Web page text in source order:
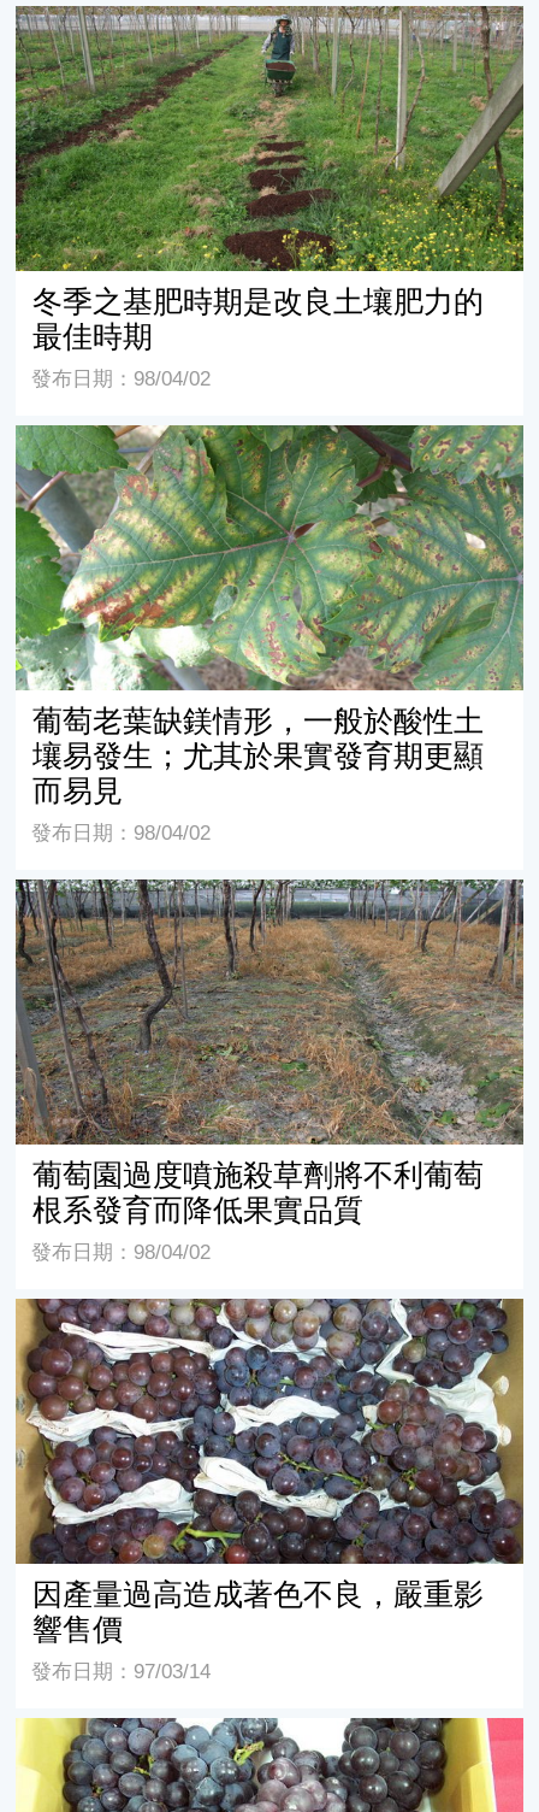
冬季之基肥時期是改良土壤肥力的最佳時期
冬季之基肥時期是改良土壤肥力的
最佳時期
發布日期：98/04/02
葡萄老葉缺鎂情形，一般於酸性土壤易發生；尤其於果實
葡萄老葉缺鎂情形，一般於酸性土
壤易發生；尤其於果實發育期更顯
而易見
發布日期：98/04/02
葡萄園過度噴施殺草劑將不利葡萄根系發育而降低果實品
葡萄園過度噴施殺草劑將不利葡萄
根系發育而降低果實品質
發布日期：98/04/02
因產量過高造成著色不良，嚴重影響售價
因產量過高造成著色不良，嚴重影
響售價
發布日期：97/03/14
慎選農藥及提早套袋，可改善果粒之外觀並避免殘留藥斑